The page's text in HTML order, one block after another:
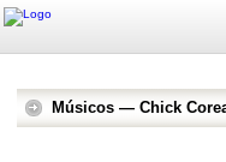
Músicos — Chick